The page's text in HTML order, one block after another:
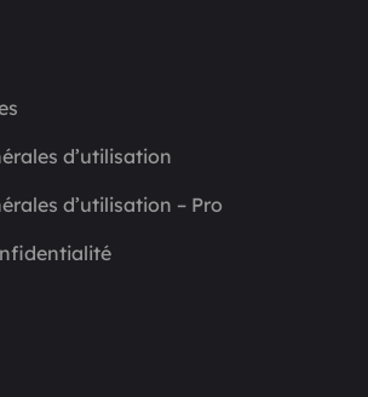
d’utilisation
d’utilisation – Pro